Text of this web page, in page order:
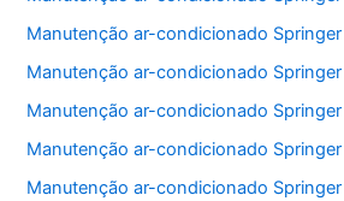
Manutenção ar-condicionado
Manutenção ar-condicionado
Manutenção ar-condicionado Springer
Manutenção ar-condicionado Springer
Manutenção ar-condicionado Springer